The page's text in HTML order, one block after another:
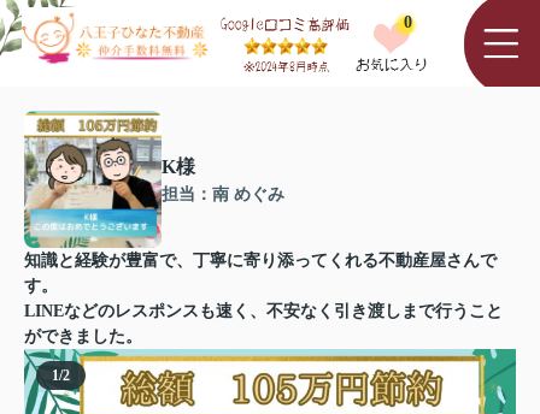
0
K様
担当：南 めぐみ
知識と経験が豊富で、丁寧に寄り添ってくれる不動産屋さんで
す。
LINEなどのレスポンスも速く、不安なく引き渡しまで行うこと
ができました。
1/2